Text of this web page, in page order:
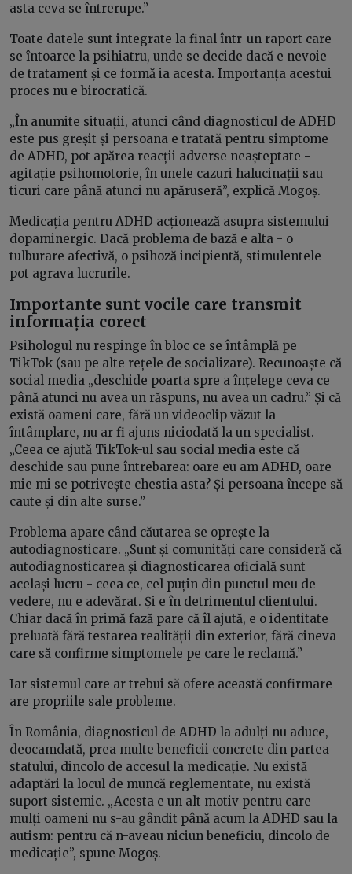
asta ceva se întrerupe.”
Toate datele sunt integrate la final într-un raport care
se întoarce la psihiatru, unde se decide dacă e nevoie
de tratament și ce formă ia acesta. Importanța acestui
proces nu e birocratică.
„În anumite situații, atunci când diagnosticul de ADHD
este pus greșit și persoana e tratată pentru simptome
de ADHD, pot apărea reacții adverse neașteptate -
agitație psihomotorie, în unele cazuri halucinații sau
ticuri care până atunci nu apăruseră”, explică Mogoș.
Medicația pentru ADHD acționează asupra sistemului
dopaminergic. Dacă problema de bază e alta - o
tulburare afectivă, o psihoză incipientă, stimulentele
pot agrava lucrurile.
Importante sunt vocile care transmit
informația corect
Psihologul nu respinge în bloc ce se întâmplă pe
TikTok (sau pe alte rețele de socializare). Recunoaște că
social media „deschide poarta spre a înțelege ceva ce
până atunci nu avea un răspuns, nu avea un cadru.” Și că
există oameni care, fără un videoclip văzut la
întâmplare, nu ar fi ajuns niciodată la un specialist.
„Ceea ce ajută TikTok-ul sau social media este că
deschide sau pune întrebarea: oare eu am ADHD, oare
mie mi se potrivește chestia asta? Și persoana începe să
caute și din alte surse.”
Problema apare când căutarea se oprește la
autodiagnosticare. „Sunt și comunități care consideră că
autodiagnosticarea și diagnosticarea oficială sunt
același lucru - ceea ce, cel puțin din punctul meu de
vedere, nu e adevărat. Și e în detrimentul clientului.
Chiar dacă în primă fază pare că îl ajută, e o identitate
preluată fără testarea realității din exterior, fără cineva
care să confirme simptomele pe care le reclamă.”
Iar sistemul care ar trebui să ofere această confirmare
are propriile sale probleme.
În România, diagnosticul de ADHD la adulți nu aduce,
deocamdată, prea multe beneficii concrete din partea
statului, dincolo de accesul la medicație. Nu există
adaptări la locul de muncă reglementate, nu există
suport sistemic. „Acesta e un alt motiv pentru care
mulți oameni nu s-au gândit până acum la ADHD sau la
autism: pentru că n-aveau niciun beneficiu, dincolo de
medicație”, spune Mogoș.